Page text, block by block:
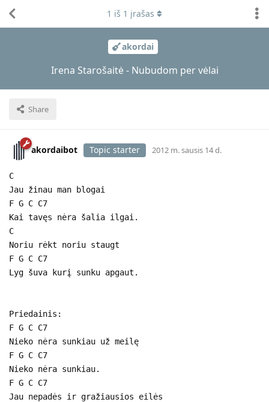
akordai
Irena Starošaitė - Nubudom per vėlai
Share
1 iš 1 įrašas
akordaibot Topic starter 2012 m. sausis 14 d.
C
Jau žinau man blogai
F G C C7
Kai tavęs nėra šalia ilgai.
C
Noriu rėkt noriu staugt
F G C C7
Lyg šuva kurį sunku apgaut.
Priedainis:
F G C C7
Nieko nėra sunkiau už meilę
F G C C7
Nieko nėra sunkiau.
F G C C7
Jau nepadės ir gražiausios eilės